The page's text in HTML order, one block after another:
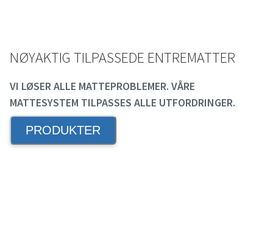
NØYAKTIG TILPASSEDE ENTREMATTER
VI LØSER ALLE MATTEPROBLEMER. VÅRE
MATTESYSTEM TILPASSES ALLE UTFORDRINGER.
PRODUKTER